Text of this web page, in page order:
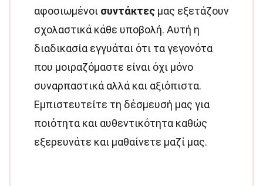
αφοσιωμένοι συντάκτες μας εξετάζουν
σχολαστικά κάθε υποβολή. Αυτή η
διαδικασία εγγυάται ότι τα γεγονότα
που μοιραζόμαστε είναι όχι μόνο
συναρπαστικά αλλά και αξιόπιστα.
Εμπιστευτείτε τη δέσμευσή μας για
ποιότητα και αυθεντικότητα καθώς
εξερευνάτε και μαθαίνετε μαζί μας.